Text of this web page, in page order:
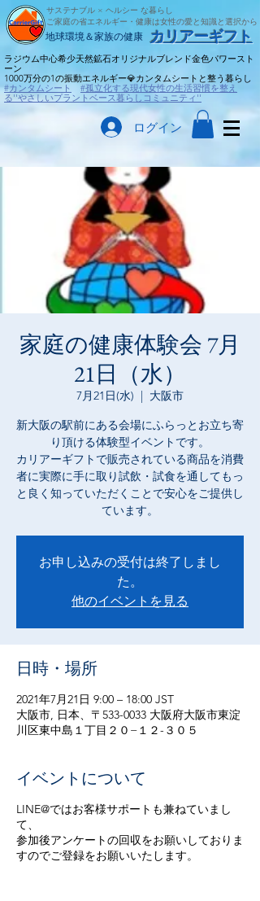
​地球環境＆家族の健康 ​カリアーギフト
サステナブル × ヘルシー な暮らし
ご家庭の省エネルギー・健康は女性の愛と知識と選択から
ラジウム中心希少天然鉱石オリジナルブレンド金色パワースト
ーン
​1000万分の1の振動エネルギー💎カンタムシートと整う暮らし
#カンタムシート
#孤立化する現代女性の生活習慣を整え
る''やさしいプラントベース暮らしコミュニティ''
ログイン
家庭の健康体験会 7月
21日（水）
7月21日(水)
  |
大阪市
新大阪の駅前にある会場にふらっとお立ち寄
り頂ける体験型イベントです。
カリアーギフトで販売されている商品を消費
者に実際に手に取り試飲・試食を通してもっ
と良く知っていただくことで安心をご提供し
ています。
お申し込みの受付は終了しまし
た。
他のイベントを見る
日時・場所
2021年7月21日 9:00 – 18:00 JST
大阪市, 日本、〒533-0033 大阪府大阪市東淀
川区東中島１丁目２０−１２-３０５
イベントについて
LINE@ではお客様サポートも兼ねていまし
て、
参加後アンケートの回収をお願いしておりま
すのでご登録をお願いいたします。